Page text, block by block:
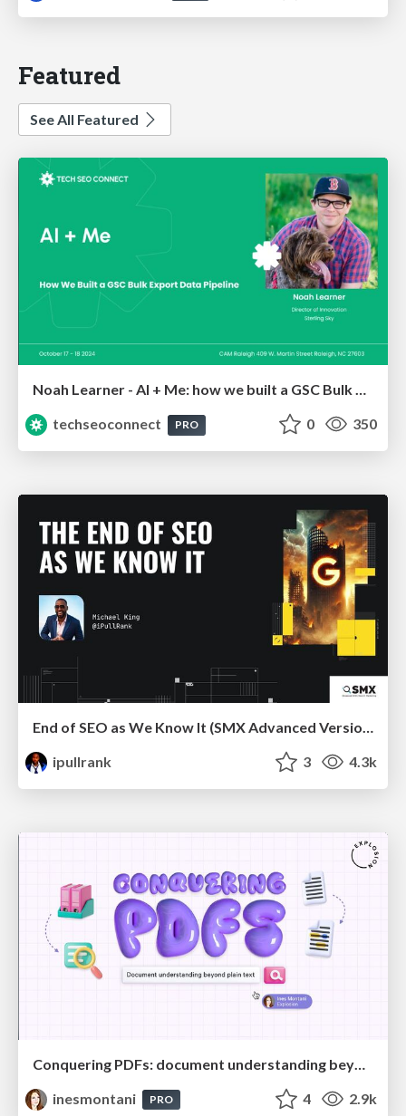
Featured
See All Featured
Noah Learner - AI + Me: how we built a GSC Bulk Export data pipeline
techseoconnect
PRO 0 350
End of SEO as We Know It (SMX Advanced Version)
ipullrank
3 4.3k
Conquering PDFs: document understanding beyond plain text
inesmontani
PRO 4 2.9k